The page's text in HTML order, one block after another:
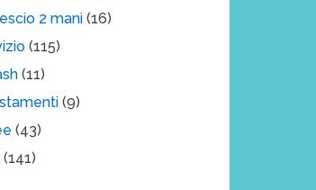
2 mani (16)
(115)
(11)
(9)
(43)
(141)